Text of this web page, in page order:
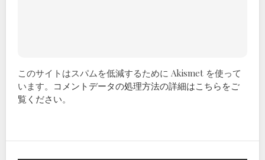
このサイトはスパムを低減するために Akismet を使って
います。 コメントデータの処理方法の詳細はこちらをご
覧ください。